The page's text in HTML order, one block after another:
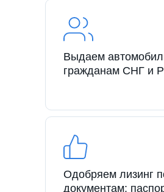
Выдаем
гражданам СНГ и
Одобряем лизинг
документам: